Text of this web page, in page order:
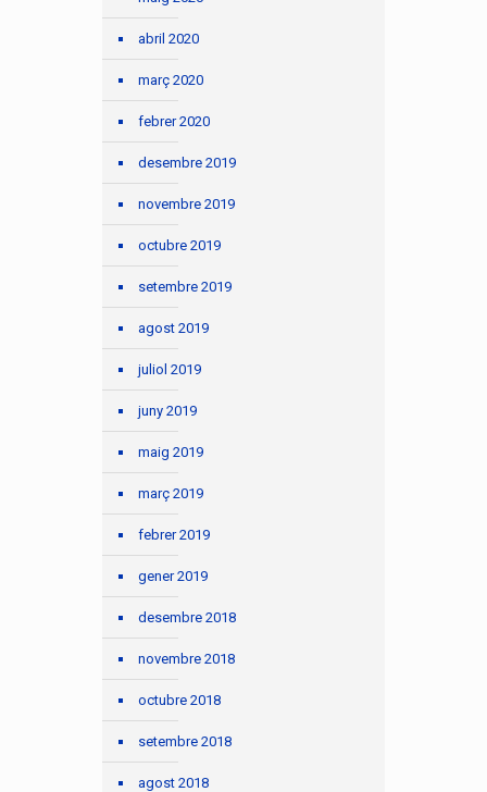
abril 2020
març 2020
febrer 2020
desembre 2019
novembre 2019
octubre 2019
setembre 2019
agost 2019
juliol 2019
juny 2019
maig 2019
març 2019
febrer 2019
gener 2019
desembre 2018
novembre 2018
octubre 2018
setembre 2018
agost 2018